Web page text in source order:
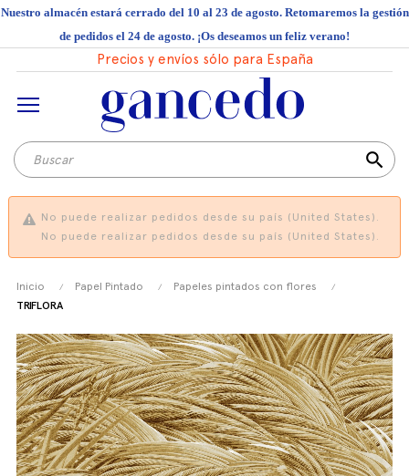
Nuestro almacén estará cerrado del 10 al 23 de agosto. Retomaremos la gestión
de pedidos el 24 de agosto. ¡Os deseamos un feliz verano!
Precios y envíos sólo para España
search
No puede realizar pedidos desde su país (United States).
No puede realizar pedidos desde su país (United States).
Inicio Papel Pintado
Papeles pintados con flores
TRIFLORA